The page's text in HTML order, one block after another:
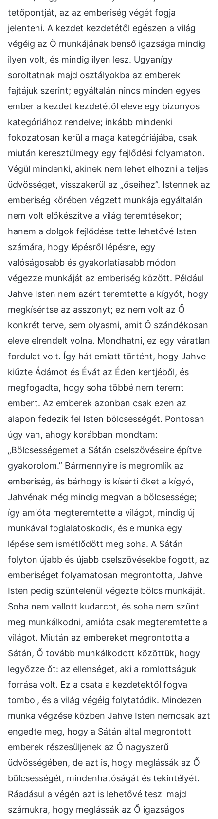
tetőpontját, az az emberiség végét fogja
jelenteni. A kezdet kezdetétől egészen a világ
végéig az Ő munkájának benső igazsága mindig
ilyen volt, és mindig ilyen lesz. Ugyanígy
soroltatnak majd osztályokba az emberek
fajtájuk szerint; egyáltalán nincs minden egyes
ember a kezdet kezdetétől eleve egy bizonyos
kategóriához rendelve; inkább mindenki
fokozatosan kerül a maga kategóriájába, csak
miután keresztülmegy egy fejlődési folyamaton.
Végül mindenki, akinek nem lehet elhozni a teljes
üdvösséget, visszakerül az „őseihez”. Istennek az
emberiség körében végzett munkája egyáltalán
nem volt előkészítve a világ teremtésekor;
hanem a dolgok fejlődése tette lehetővé Isten
számára, hogy lépésről lépésre, egy
valóságosabb és gyakorlatiasabb módon
végezze munkáját az emberiség között. Például
Jahve Isten nem azért teremtette a kígyót, hogy
megkísértse az asszonyt; ez nem volt az Ő
konkrét terve, sem olyasmi, amit Ő szándékosan
eleve elrendelt volna. Mondhatni, ez egy váratlan
fordulat volt. Így hát emiatt történt, hogy Jahve
kiűzte Ádámot és Évát az Éden kertjéből, és
megfogadta, hogy soha többé nem teremt
embert. Az emberek azonban csak ezen az
alapon fedezik fel Isten bölcsességét. Pontosan
úgy van, ahogy korábban mondtam:
„Bölcsességemet a Sátán cselszövéseire építve
gyakorolom.” Bármennyire is megromlik az
emberiség, és bárhogy is kísérti őket a kígyó,
Jahvénak még mindig megvan a bölcsessége;
így amióta megteremtette a világot, mindig új
munkával foglalatoskodik, és e munka egy
lépése sem ismétlődött meg soha. A Sátán
folyton újabb és újabb cselszövésekbe fogott, az
emberiséget folyamatosan megrontotta, Jahve
Isten pedig szüntelenül végezte bölcs munkáját.
Soha nem vallott kudarcot, és soha nem szűnt
meg munkálkodni, amióta csak megteremtette a
világot. Miután az embereket megrontotta a
Sátán, Ő tovább munkálkodott közöttük, hogy
legyőzze őt: az ellenséget, aki a romlottságuk
forrása volt. Ez a csata a kezdetektől fogva
tombol, és a világ végéig folytatódik. Mindezen
munka végzése közben Jahve Isten nemcsak azt
engedte meg, hogy a Sátán által megrontott
emberek részesüljenek az Ő nagyszerű
üdvösségében, de azt is, hogy meglássák az Ő
bölcsességét, mindenhatóságát és tekintélyét.
Ráadásul a végén azt is lehetővé teszi majd
számukra, hogy meglássák az Ő igazságos